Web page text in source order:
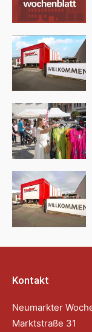
Kontakt
Neumarkter
Marktstraße 31